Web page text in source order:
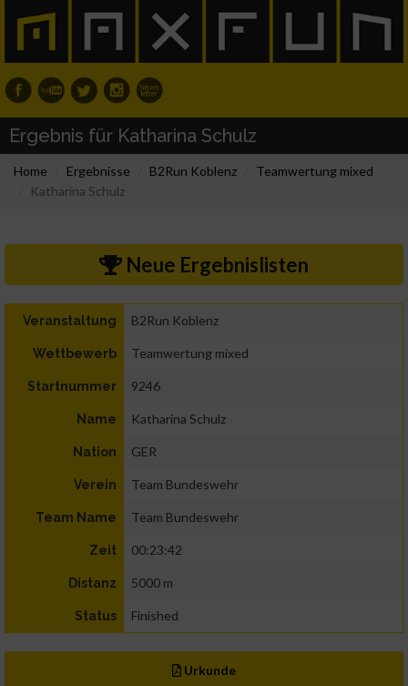
Ergebnis für Katharina Schulz
Home Ergebnisse B2Run Koblenz
Teamwertung mixed
Katharina Schulz
Neue Ergebnislisten
Veranstaltung B2Run Koblenz
Wettbewerb Teamwertung mixed
Startnummer 9246
Name Katharina Schulz
Nation GER
Verein Team Bundeswehr
Team Name Team Bundeswehr
Zeit 00:23:42
Distanz 5000 m
Status Finished
Urkunde